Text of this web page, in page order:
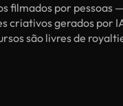
filmados por
gerados por
são livres de